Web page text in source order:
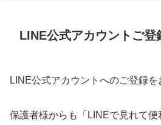
LINE公式アカウントご登
LINE公式アカウントへのご登録を
保護者様からも「LINEで見れて